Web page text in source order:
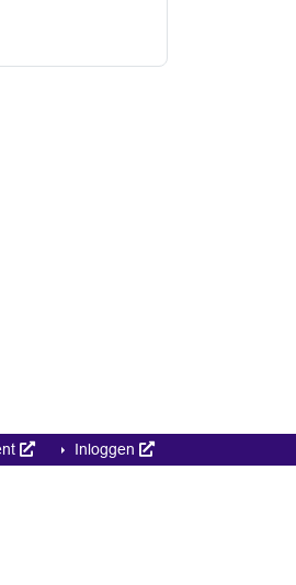
Inloggen